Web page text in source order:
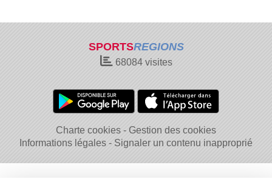
SPORTSREGIONS
68084visites
Charte cookies
Gestion des cookies
Informations légales
Signaler un contenu inapproprié